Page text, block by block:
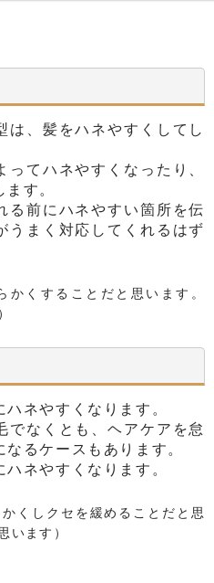
は、髪をハネやすくしてし
ってハネやすくなったり、
す。
る前にハネやすい箇所を伝
うまく対応してくれるはず
くすることだと思います。
ネやすくなります。
でなくとも、ヘアケアを怠
るケースもあります。
ネやすくなります。
くしクセを緩めることだと思
います）